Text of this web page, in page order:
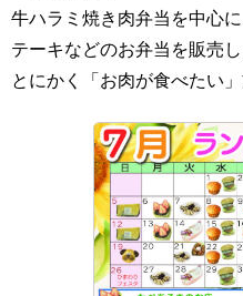
牛ハラミ焼き肉弁当を中心
テーキなどのお弁当を販売
とにかく「お肉が食べたい